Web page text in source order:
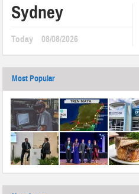
Sydney
Today 08/08/2026
Most Popular